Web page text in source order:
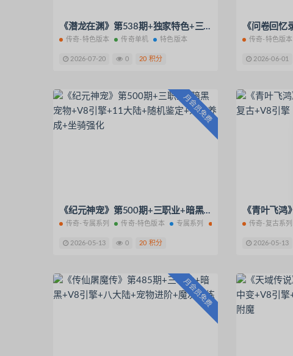
《潜龙在渊》第538期+独家特色+三职业+V8引擎
传奇-特色版本 传奇单机 特色版本
2026-07-20 0 20 积分
传奇-特色版本
2026-06-01
月会员免费
《纪元神宠》第500期+三职业+暗黑宠物+V8引擎+11大陆+随机鉴定+宠物养成+坐骑强化
传奇-专属系列 传奇-特色版本 专属系列 传奇单机 特色版本
2026-05-13 0 20 积分
传奇-复古系列
2026-05-13
月会员免费